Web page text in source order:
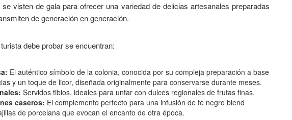
visten de gala para ofrecer una variedad de delicias artesanales preparadas
de generación en generación.
debe probar se encuentran:
El auténtico símbolo de la colonia, conocida por su compleja preparación a base
y un toque de licor, diseñada originalmente para conservarse durante meses.
Servidos tibios, ideales para untar con dulces regionales de frutas finas.
caseros: El complemento perfecto para una infusión de té negro blend
de porcelana que evocan el encanto de otra época.